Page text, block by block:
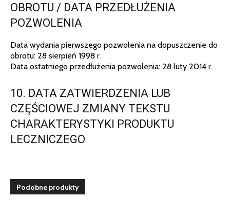
OBROTU / DATA PRZEDŁUŻENIA
POZWOLENIA
Data wydania pierwszego pozwolenia na dopuszczenie do
obrotu: 28 sierpień 1998 r.
Data ostatniego przedłużenia pozwolenia: 28 luty 2014 r.
10. DATA ZATWIERDZENIA LUB
CZĘŚCIOWEJ ZMIANY TEKSTU
CHARAKTERYSTYKI PRODUKTU
LECZNICZEGO
Podobne produkty